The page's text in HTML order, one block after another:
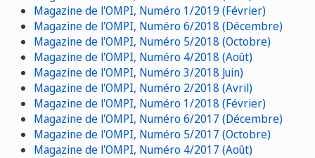
Magazine de l'OMPI, Numéro 1/2019 (Février)
Magazine de l'OMPI, Numéro 6/2018 (Décembre)
Magazine de l'OMPI, Numéro 5/2018 (Octobre)
Magazine de l'OMPI, Numéro 4/2018 (Août)
Magazine de l'OMPI, Numéro 3/2018 Juin)
Magazine de l'OMPI, Numéro 2/2018 (Avril)
Magazine de l'OMPI, Numéro 1/2018 (Février)
Magazine de l'OMPI, Numéro 6/2017 (Décembre)
Magazine de l'OMPI, Numéro 5/2017 (Octobre)
Magazine de l'OMPI, Numéro 4/2017 (Août)